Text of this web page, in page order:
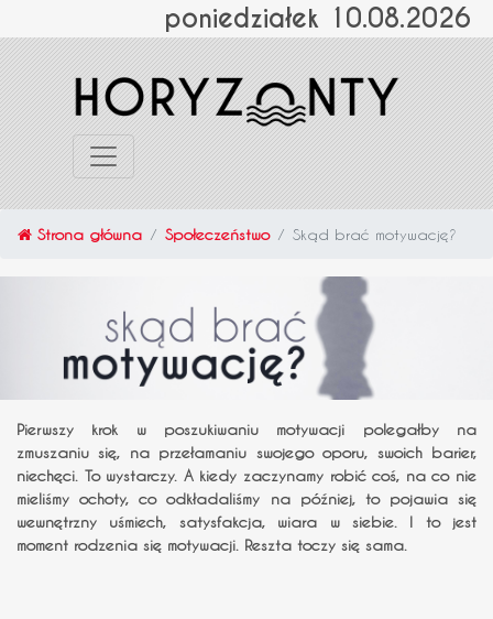
poniedziałek 10.08.2026
Strona główna Społeczeństwo Skąd brać motywację?
Pierwszy krok w poszukiwaniu motywacji polegałby na
zmuszaniu się, na przełamaniu swojego oporu, swoich barier,
niechęci. To wystarczy. A kiedy zaczynamy robić coś, na co nie
mieliśmy ochoty, co odkładaliśmy na później, to pojawia się
wewnętrzny uśmiech, satysfakcja, wiara w siebie. I to jest
moment rodzenia się motywacji. Reszta toczy się sama.